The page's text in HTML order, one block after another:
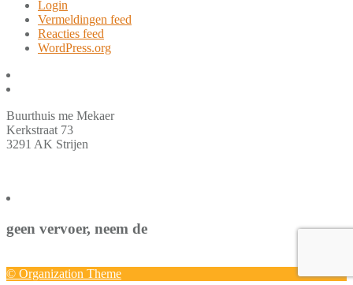
Login
Vermeldingen feed
Reacties feed
WordPress.org
Buurthuis me Mekaer
Kerkstraat 73
3291 AK Strijen
geen vervoer, neem de
© Organization Theme